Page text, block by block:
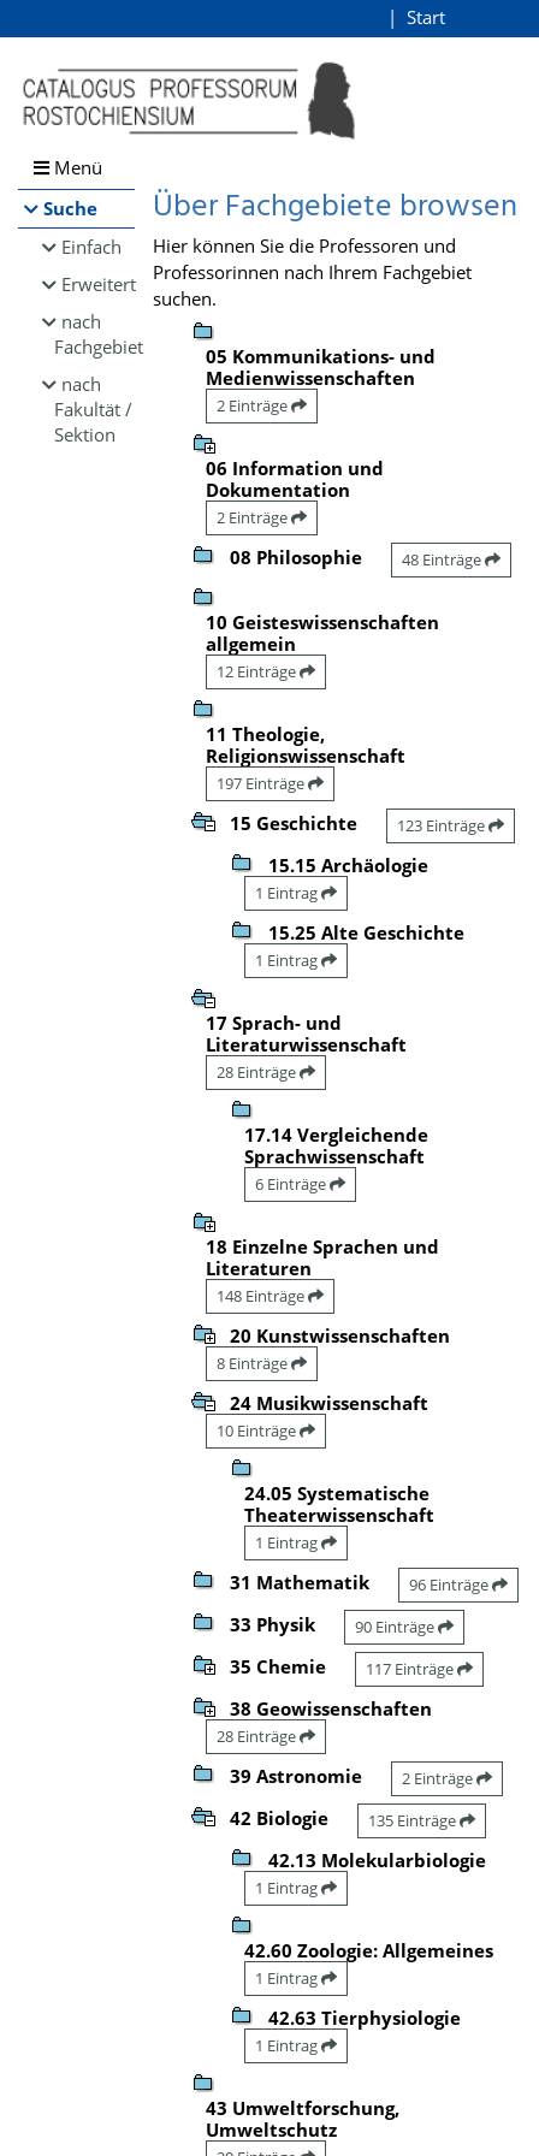
Browsen
direkt zum Inhalt
Start
Menü
Suche
Einfach
Erweitert
nach
Fachgebiet
nach
Fakultät /
Sektion
Über Fachgebiete browsen
Hier können Sie die Professoren und
Professorinnen nach Ihrem Fachgebiet
suchen.
05 Kommunikations- und
Medienwissenschaften
2 Einträge
06 Information und
Dokumentation
2 Einträge
08 Philosophie 48 Einträge
10 Geisteswissenschaften
allgemein
12 Einträge
11 Theologie,
Religionswissenschaft
197 Einträge
15 Geschichte 123 Einträge
15.15 Archäologie
1 Eintrag
15.25 Alte Geschichte
1 Eintrag
17 Sprach- und
Literaturwissenschaft
28 Einträge
17.14 Vergleichende
Sprachwissenschaft
6 Einträge
18 Einzelne Sprachen und
Literaturen
148 Einträge
20 Kunstwissenschaften
8 Einträge
24 Musikwissenschaft
10 Einträge
24.05 Systematische
Theaterwissenschaft
1 Eintrag
31 Mathematik 96 Einträge
33 Physik 90 Einträge
35 Chemie 117 Einträge
38 Geowissenschaften
28 Einträge
39 Astronomie 2 Einträge
42 Biologie 135 Einträge
42.13 Molekularbiologie
1 Eintrag
42.60 Zoologie: Allgemeines
1 Eintrag
42.63 Tierphysiologie
1 Eintrag
43 Umweltforschung,
Umweltschutz